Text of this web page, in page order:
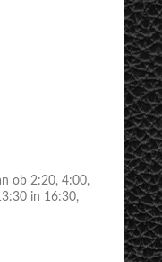
ob 2:20, 4:00,
in 16:30,